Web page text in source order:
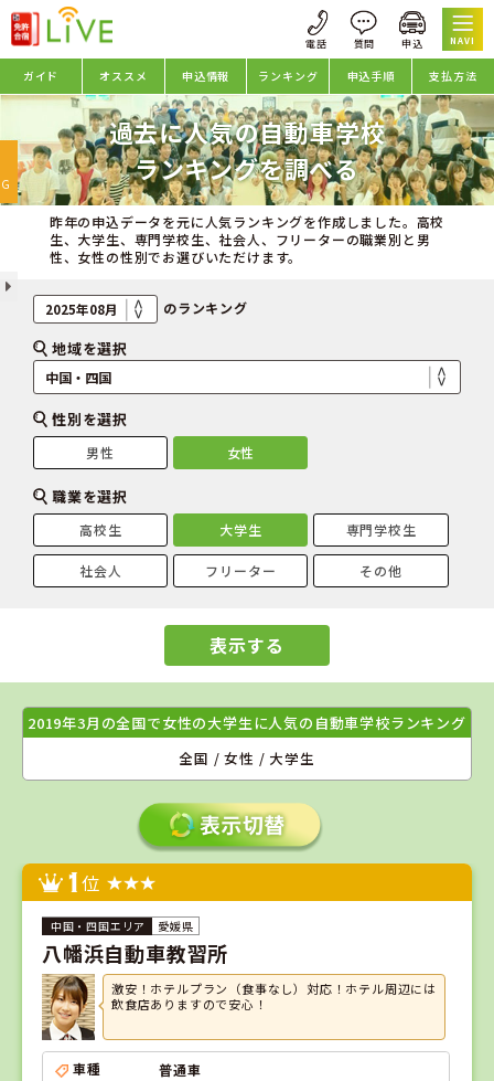
NAVI
ガイド オススメ 申込情報 ランキング 申込手順 支払方法
過去に人気の自動車学校
ランキングを調べる
昨年の申込データを元に人気ランキングを作成しました。高校
生、大学生、専門学校生、社会人、フリーターの職業別と男
性、女性の性別でお選びいただけます。
のランキング
地域を選択
性別を選択
男性 女性
職業を選択
高校生 大学生 専門学校生
社会人 フリーター その他
表示する
2019年3月の全国で女性の大学生に人気の自動車学校ランキング
全国 / 女性 / 大学生
1位
愛媛県
八幡浜自動車教習所
激安！ホテルプラン（食事なし）対応！ホテル周辺には
飲食店ありますので安心！
車種
普通車